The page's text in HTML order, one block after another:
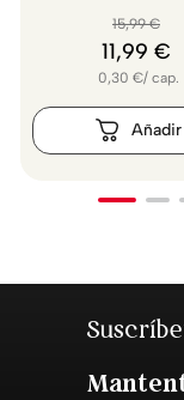
15,99 €
11,99 €
0,30 €/ cap.